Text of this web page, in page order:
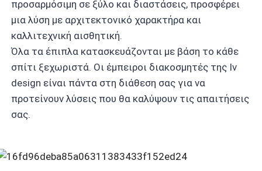
προσαρμόσιμη σε ξύλο και διαστάσεις, προσφέρει
μια λύση με αρχιτεκτονικό χαρακτήρα και
καλλιτεχνική αισθητική.
Όλα τα έπιπλα κατασκευάζονται με βάση το κάθε
σπίτι ξεχωριστά. Οι έμπειροι διακοσμητές της Iv
design είναι πάντα στη διάθεση σας για να
προτείνουν λύσεις που θα καλύψουν τις απαιτήσεις
σας.